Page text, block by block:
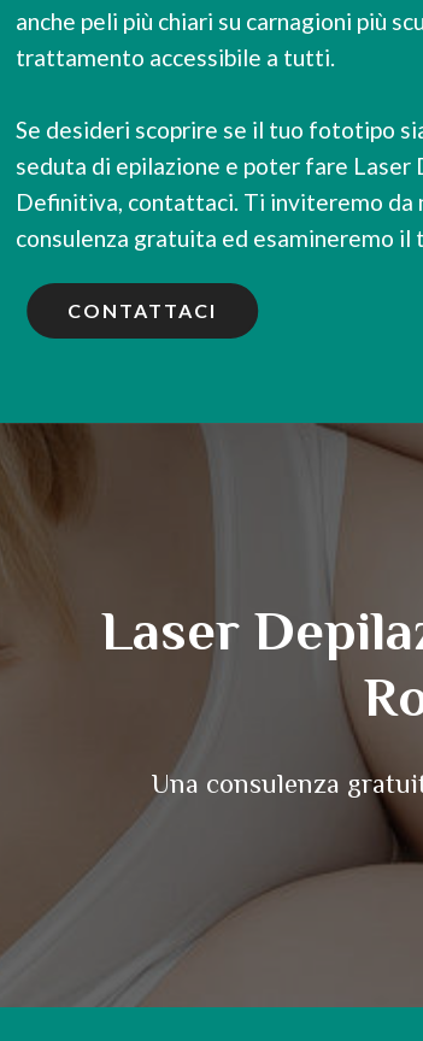
anche peli più chiari su carnagioni più
trattamento accessibile a tutti.
Se desideri scoprire se il tuo fototipo
seduta di epilazione e poter fare Laser
Definitiva, contattaci. Ti inviteremo da
consulenza gratuita ed esamineremo il
CONTATTACI
Laser
Una consulenza